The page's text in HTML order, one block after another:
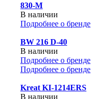
830-М
В наличии
Подробнее о бренде
BW 216 D-40
В наличии
Подробнее о бренде
Подробнее о бренде
Kreat KI-1214ERS
В наличии